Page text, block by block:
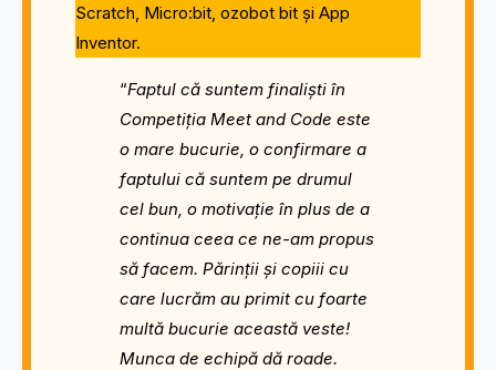
Scratch, Micro:bit, ozobot bit și App
Inventor.
“Faptul că suntem finaliști în
Competiția Meet and Code este
o mare bucurie, o confirmare a
faptului că suntem pe drumul
cel bun, o motivație în plus de a
continua ceea ce ne-am propus
să facem. Părinții și copiii cu
care lucrăm au primit cu foarte
multă bucurie această veste!
Munca de echipă dă roade.